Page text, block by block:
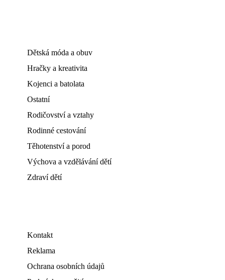
Dětská móda a obuv
Hračky a kreativita
Kojenci a batolata
Ostatní
Rodičovství a vztahy
Rodinné cestování
Těhotenství a porod
Výchova a vzdělávání dětí
Zdraví dětí
Kontakt
Reklama
Ochrana osobních údajů